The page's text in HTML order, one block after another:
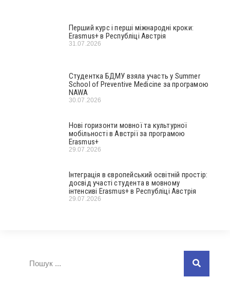
Перший курс і перші міжнародні кроки:
Erasmus+ в Республіці Австрія
31.07.2026
Студентка БДМУ взяла участь у Summer
School of Preventive Medicine за програмою
NAWA
30.07.2026
Нові горизонти мовної та культурної
мобільності в Австрії за програмою
Erasmus+
29.07.2026
Інтеграція в європейський освітній простір:
досвід участі студента в мовному
інтенсиві Erasmus+ в Республіці Австрія
29.07.2026